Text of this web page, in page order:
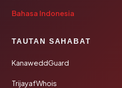
Bahasa Indonesia
TAUTAN SAHABAT
KanaweddGuard
TrijayafWhois